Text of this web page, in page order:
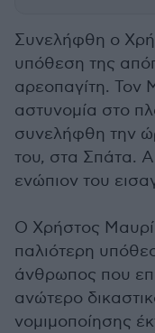
Συνελήφθη ο
υπόθεση της
αρεοπαγίτη. Τον
αστυνομία στο
συνελήφθη την
του, στα Σπάτα.
ενώπιον του
Ο Χρήστος
παλιότερη
άνθρωπος που
ανώτερο
νομιμοποίησης